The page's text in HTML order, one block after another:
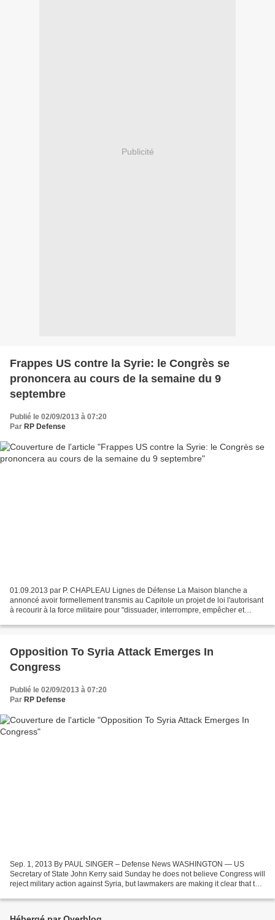
Publicité
Frappes US contre la Syrie: le Congrès se
prononcera au cours de la semaine du 9
septembre
Publié le 02/09/2013 à 07:20
Par RP Defense
01.09.2013 par P. CHAPLEAU Lignes de Défense La Maison blanche a
annoncé avoir formellement transmis au Capitole un projet de loi l'autorisant
à recourir à la force militaire pour "dissuader, interrompre, empêcher et
Opposition To Syria Attack Emerges In
Congress
Publié le 02/09/2013 à 07:20
Par RP Defense
Sep. 1, 2013 By PAUL SINGER – Defense News WASHINGTON — US
Secretary of State John Kerry said Sunday he does not believe Congress will
reject military action against Syria, but lawmakers are making it clear that the